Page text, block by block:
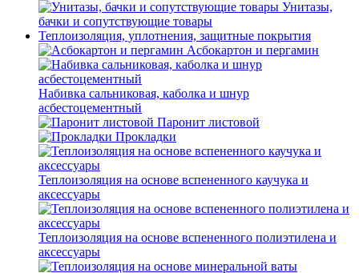
Унитазы,
бачки и сопутствующие товары
Теплоизоляция, уплотнения, защитные покрытия
Асбокартон и пергамин
Набивка сальниковая, каболка и шнур
асбестоцементный
Паронит листовой
Прокладки
Теплоизоляция на основе вспененного каучука и
аксессуары
Теплоизоляция на основе вспененного полиэтилена и
аксессуары